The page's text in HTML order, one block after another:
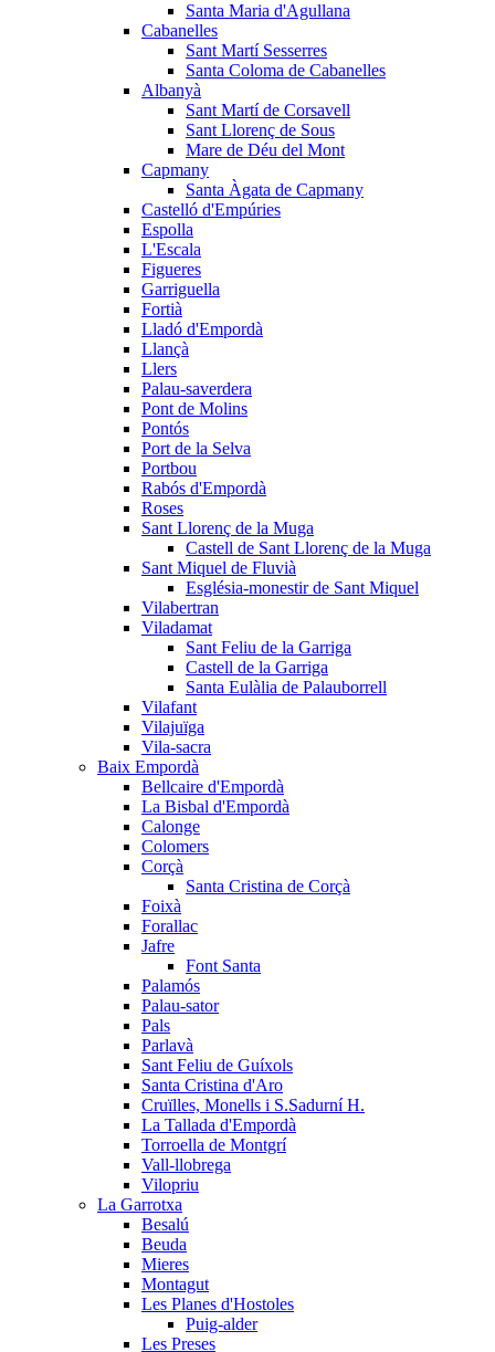
Santa Maria d'Agullana
Cabanelles
Sant Martí Sesserres
Santa Coloma de Cabanelles
Albanyà
Sant Martí de Corsavell
Sant Llorenç de Sous
Mare de Déu del Mont
Capmany
Santa Àgata de Capmany
Castelló d'Empúries
Espolla
L'Escala
Figueres
Garriguella
Fortià
Lladó d'Empordà
Llançà
Llers
Palau-saverdera
Pont de Molins
Pontós
Port de la Selva
Portbou
Rabós d'Empordà
Roses
Sant Llorenç de la Muga
Castell de Sant Llorenç de la Muga
Sant Miquel de Fluvià
Església-monestir de Sant Miquel
Vilabertran
Viladamat
Sant Feliu de la Garriga
Castell de la Garriga
Santa Eulàlia de Palauborrell
Vilafant
Vilajuïga
Vila-sacra
Baix Empordà
Bellcaire d'Empordà
La Bisbal d'Empordà
Calonge
Colomers
Corçà
Santa Cristina de Corçà
Foixà
Forallac
Jafre
Font Santa
Palamós
Palau-sator
Pals
Parlavà
Sant Feliu de Guíxols
Santa Cristina d'Aro
Cruïlles, Monells i S.Sadurní H.
La Tallada d'Empordà
Torroella de Montgrí
Vall-llobrega
Vilopriu
La Garrotxa
Besalú
Beuda
Mieres
Montagut
Les Planes d'Hostoles
Puig-alder
Les Preses